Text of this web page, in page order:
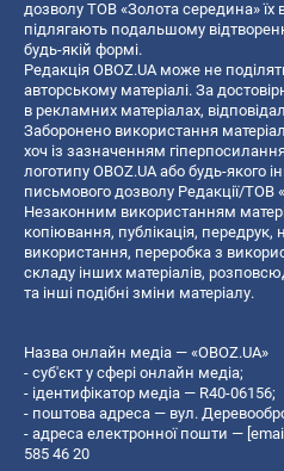
дозволу ТОВ «Золота середина» їх
підлягають подальшому
будь-якій формі.
Редакція OBOZ.UA може не
авторському матеріалі. За
в рекламних матеріалах,
Заборонено використання
хоч із зазначенням
логотипу OBOZ.UA або будь-якого
письмового дозволу Редакції/ТОВ
Незаконним використанням
копiювання, публiкацiя, передрук,
використання, переробка з
складу інших матеріалів,
та інші подібні зміни матеріалу.
Назва онлайн медіа — «OBOZ.UA»
- суб'єкт у сфері онлайн медіа;
- ідентифікатор медіа — R40-06156;
- поштова адреса — вул.
- адреса електронної пошти —
585 46 20